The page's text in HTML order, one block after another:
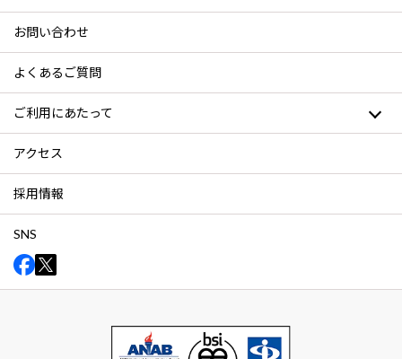
お問い合わせ
よくあるご質問
ご利用にあたって
アクセス
採用情報
SNS